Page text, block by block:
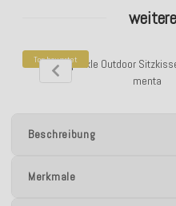
Top bewertet
H.O.C.K. Sparkle Outdoor
menta
Beschreibung
Merkmale